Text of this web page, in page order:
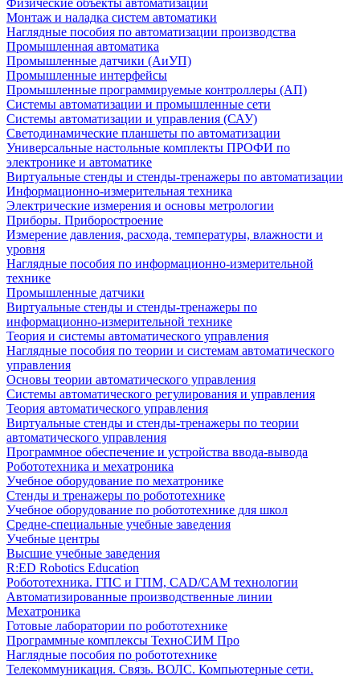
Физические объекты автоматизации
Монтаж и наладка систем автоматики
Наглядные пособия по автоматизации производства
Промышленная автоматика
Промышленные датчики (АиУП)
Промышленные интерфейсы
Промышленные программируемые контроллеры (АП)
Системы автоматизации и промышленные сети
Системы автоматизации и управления (САУ)
Светодинамические планшеты по автоматизации
Универсальные настольные комплекты ПРОФИ по
электронике и автоматике
Виртуальные стенды и стенды-тренажеры по автоматизации
Информационно-измерительная техника
Электрические измерения и основы метрологии
Приборы. Приборостроение
Измерение давления, расхода, температуры, влажности и
уровня
Наглядные пособия по информационно-измерительной
технике
Промышленные датчики
Виртуальные стенды и стенды-тренажеры по
информационно-измерительной технике
Теория и системы автоматического управления
Наглядные пособия по теории и системам автоматического
управления
Основы теории автоматического управления
Системы автоматического регулирования и управления
Теория автоматического управления
Виртуальные стенды и стенды-тренажеры по теории
автоматического управления
Программное обеспечение и устройства ввода-вывода
Робототехника и мехатроника
Учебное оборудование по мехатронике
Стенды и тренажеры по робототехнике
Учебное оборудование по робототехнике для школ
Средне-специальные учебные заведения
Учебные центры
Высшие учебные заведения
R:ED Robotics Education
Робототехника. ГПС и ГПМ, CAD/CAM технологии
Автоматизированные производственные линии
Мехатроника
Готовые лаборатории по робототехнике
Программные комплексы ТехноСИМ Про
Наглядные пособия по робототехнике
Телекоммуникация. Связь. ВОЛС. Компьютерные сети.